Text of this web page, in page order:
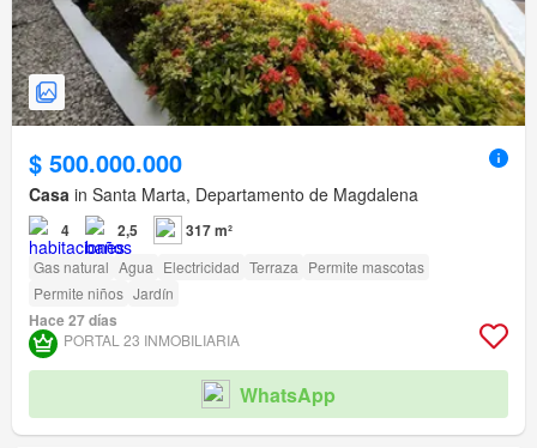
$ 500.000.000
Casa in Santa Marta, Departamento de Magdalena
4 2,5 317 m²
Gas natural Agua Electricidad Terraza Permite mascotas
Permite niños Jardín
Hace 27 días
PORTAL 23 INMOBILIARIA
WhatsApp